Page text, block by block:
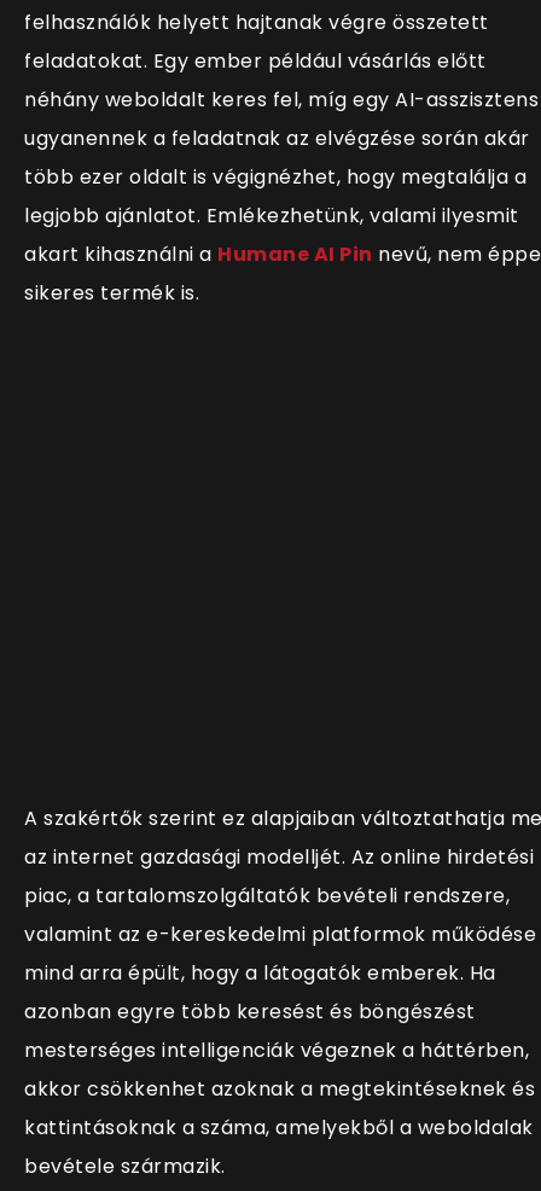
felhasználók helyett hajtanak végre összetett
feladatokat. Egy ember például vásárlás előtt
néhány weboldalt keres fel, míg egy AI-asszisztens
ugyanennek a feladatnak az elvégzése során akár
több ezer oldalt is végignézhet, hogy megtalálja a
legjobb ajánlatot. Emlékezhetünk, valami ilyesmit
akart kihasználni a Humane AI Pin nevű, nem
sikeres termék is.
A szakértők szerint ez alapjaiban változtathatja
az internet gazdasági modelljét. Az online hirdetési
piac, a tartalomszolgáltatók bevételi rendszere,
valamint az e-kereskedelmi platformok működése
mind arra épült, hogy a látogatók emberek. Ha
azonban egyre több keresést és böngészést
mesterséges intelligenciák végeznek a háttérben,
akkor csökkenhet azoknak a megtekintéseknek és
kattintásoknak a száma, amelyekből a weboldalak
bevétele származik.